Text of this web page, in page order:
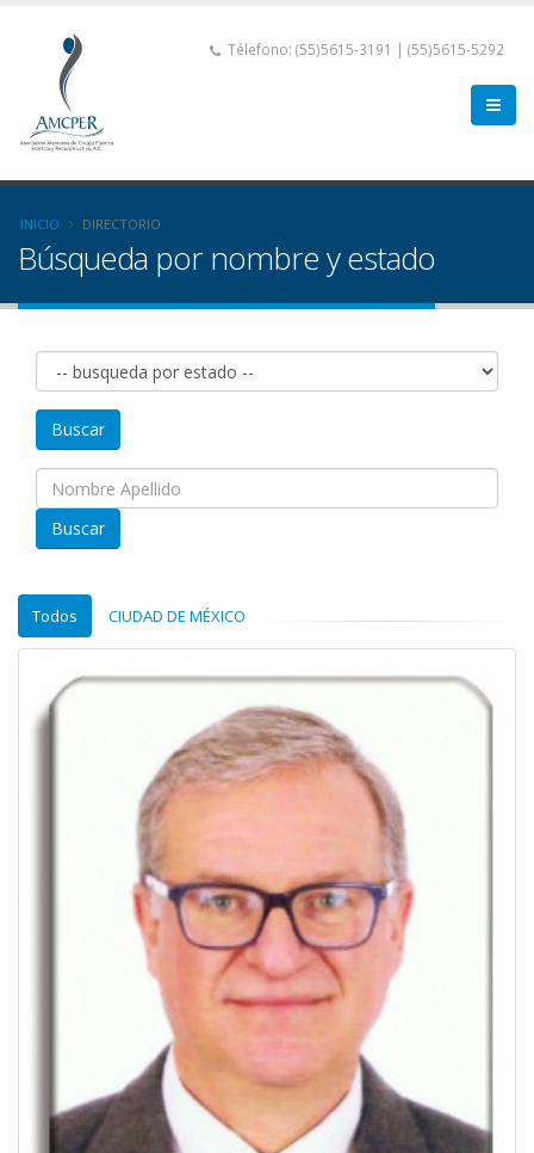
Télefono: (55)5615-3191 | (55)5615-5292
INICIO DIRECTORIO
Búsqueda por nombre y estado
Buscar
Buscar
Todos CIUDAD DE MÉXICO